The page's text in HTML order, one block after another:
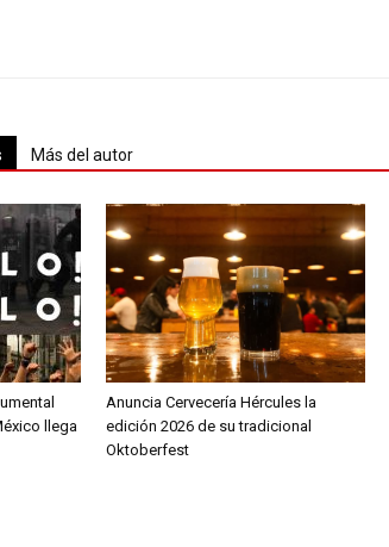
Más del autor
llega
Anuncia Cervecería Hércules la
edición 2026 de su tradicional
Oktoberfest